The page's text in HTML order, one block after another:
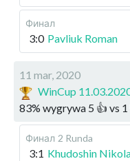
Финал
3:0 Pavliuk Roman
11 mar, 2020
WinCup
83% wygrywa 5 👍 vs 1
Финал 2 Runda
3:1 Khudoshin